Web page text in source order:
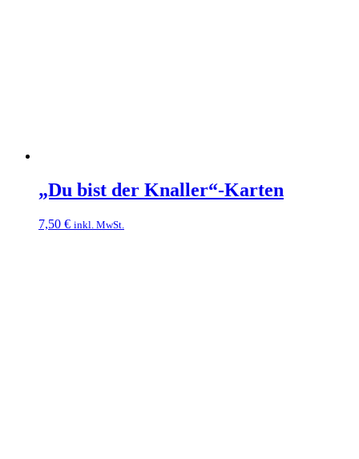
„Du bist der Knaller“-Karten
7,50 € inkl. MwSt.